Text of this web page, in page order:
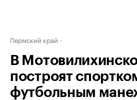
Пермский край
В
построят
футбольным